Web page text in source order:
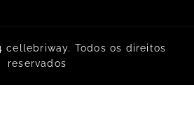
cellebriway. Todos os direitos
reservados